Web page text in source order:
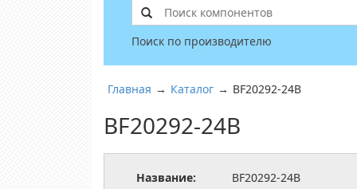
Поиск по производителю
Главная → Каталог → BF20292-24B
BF20292-24B
Название:
BF20292-24B